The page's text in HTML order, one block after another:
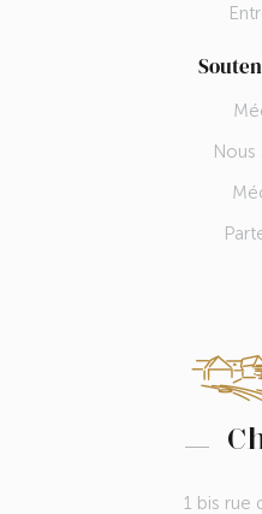
Nous
1 bis rue